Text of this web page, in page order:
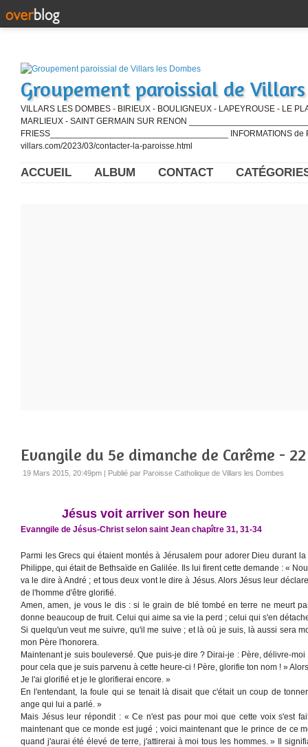
Groupement paroissial de
VILLARS LES DOMBES - BIRIEUX - BOULIGNEUX - LAPEYROUSE - LE
MARLIEUX - SAINT GERMAIN SUR RENON
FRIESS_____________________________________ INFORMATIONS de
villars.com/2023/03/contacter-la-paroisse.html
ACCUEIL ALBUM CONTACT
Evangile du 5e dimanche de Carême -
19 Mars 2015, 20:49pm | Publié par Paroisse Catholique de Villars les Dombes
Jésus voit arriver son heure
Evanngile de Jésus-Christ selon saint Jean chapître 31, 31-34
Parmi les Grecs qui étaient montés à Jérusalem pour adorer Dieu durant
Philippe, qui était de Bethsaïde en Galilée. Ils lui firent cette demande : «
va le dire à André ; et tous deux vont le dire à Jésus. Alors Jésus leur
de l'homme d'être glorifié.
Amen, amen, je vous le dis : si le grain de blé tombé en terre ne meurt
donne beaucoup de fruit. Celui qui aime sa vie la perd ; celui qui s'en
Si quelqu'un veut me suivre, qu'il me suive ; et là où je suis, là aussi sera
mon Père l'honorera.
Maintenant je suis bouleversé. Que puis-je dire ? Dirai-je : Père, délivre-
pour cela que je suis parvenu à cette heure-ci ! Père, glorifie ton nom ! »
Je l'ai glorifié et je le glorifierai encore. »
En l'entendant, la foule qui se tenait là disait que c'était un coup de
ange qui lui a parlé. »
Mais Jésus leur répondit : « Ce n'est pas pour moi que cette voix s'est
maintenant que ce monde est jugé ; voici maintenant que le prince de ce
quand j'aurai été élevé de terre, j'attirerai à moi tous les hommes. » Il